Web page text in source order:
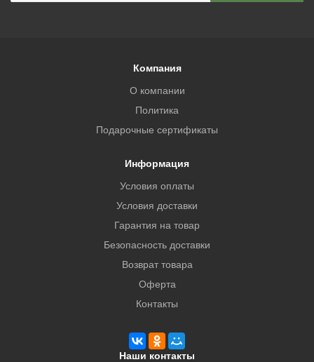
Компания
О компании
Политика
Подарочные сертификаты
Информация
Условия оплаты
Условия доставки
Гарантия на товар
Безопасность доставки
Возврат товара
Оферта
Контакты
Наши контакты